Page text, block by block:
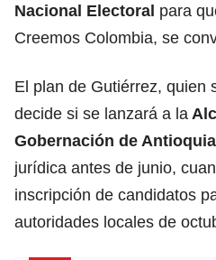
Nacional Electoral para
Creemos Colombia, se
El plan de Gutiérrez, quien
decide si se lanzará a la
Gobernación de Antioquia
jurídica antes de junio,
inscripción de candidatos
autoridades locales de